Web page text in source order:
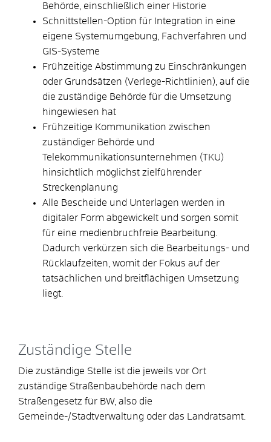
Behörde, einschließlich einer Historie
Schnittstellen-Option für Integration in eine
eigene Systemumgebung, Fachverfahren und
GIS-Systeme
Frühzeitige Abstimmung zu Einschränkungen
oder Grundsätzen (Verlege-Richtlinien), auf die
die zuständige Behörde für die Umsetzung
hingewiesen hat
Frühzeitige Kommunikation zwischen
zuständiger Behörde und
Telekommunikationsunternehmen (TKU)
hinsichtlich möglichst zielführender
Streckenplanung
Alle Bescheide und Unterlagen werden in
digitaler Form abgewickelt und sorgen somit
für eine medienbruchfreie Bearbeitung.
Dadurch verkürzen sich die Bearbeitungs- und
Rücklaufzeiten, womit der Fokus auf der
tatsächlichen und breitflächigen Umsetzung
liegt.
Zuständige Stelle
Die zuständige Stelle ist die jeweils vor Ort
zuständige Straßenbaubehörde nach dem
Straßengesetz für BW, also die
Gemeinde-/Stadtverwaltung oder das Landratsamt.